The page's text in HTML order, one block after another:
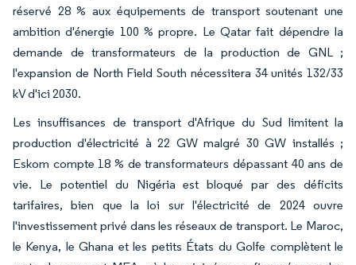
réservé 28 % aux équipements de transport soutenant une
ambition d'énergie 100 % propre. Le Qatar fait dépendre la
demande de transformateurs de la production de GNL ;
l'expansion de North Field South nécessitera 34 unités 132/33
kV d'ici 2030.
Les insuffisances de transport d'Afrique du Sud limitent la
production d'électricité à 22 GW malgré 30 GW installés ;
Eskom compte 18 % de transformateurs dépassant 40 ans de
vie. Le potentiel du Nigéria est bloqué par des déficits
tarifaires, bien que la loi sur l'électricité de 2024 ouvre
l'investissement privé dans les réseaux de transport. Le Maroc,
le Kenya, le Ghana et les petits États du Golfe complètent le